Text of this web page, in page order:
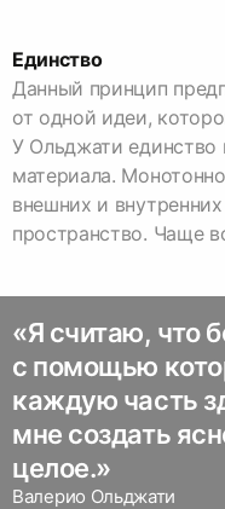
Единство
Данный принцип
от одной идеи,
У Ольджати единство
материала.
внешних и
«Я считаю, что
с помощью
каждую часть
мне создать
целое.»
Валерио Ольджати